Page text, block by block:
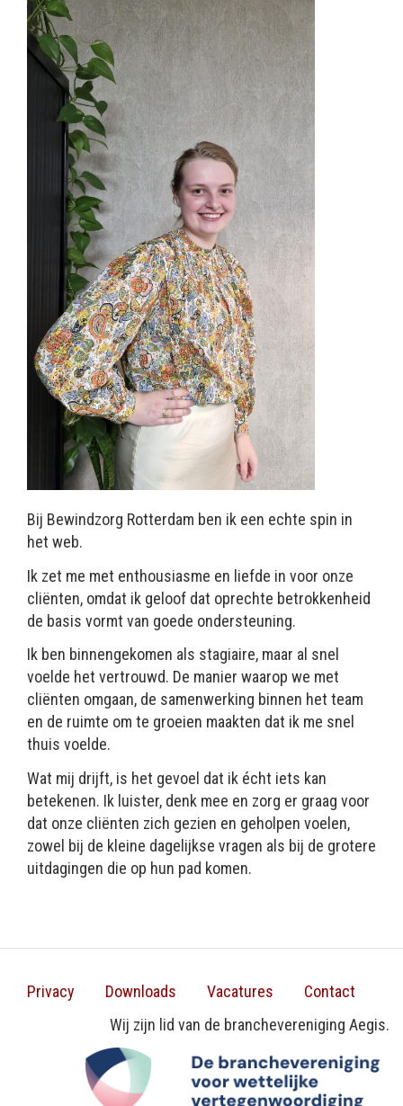
Afbeelding
Bij Bewindzorg Rotterdam ben ik een echte spin in
het web.
Ik zet me met enthousiasme en liefde in voor onze
cliënten, omdat ik geloof dat oprechte betrokkenheid
de basis vormt van goede ondersteuning.
Ik ben binnengekomen als stagiaire, maar al snel
voelde het vertrouwd. De manier waarop we met
cliënten omgaan, de samenwerking binnen het team
en de ruimte om te groeien maakten dat ik me snel
thuis voelde.
Wat mij drijft, is het gevoel dat ik écht iets kan
betekenen. Ik luister, denk mee en zorg er graag voor
dat onze cliënten zich gezien en geholpen voelen,
zowel bij de kleine dagelijkse vragen als bij de grotere
uitdagingen die op hun pad komen.
menu
Privacy Downloads Vacatures
Contact
Wij zijn lid van de branchevereniging Aegis.